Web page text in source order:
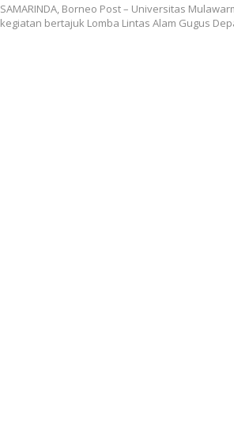
SAMARINDA, Borneo Post – Universitas
kegiatan bertajuk Lomba Lintas Alam Gugus